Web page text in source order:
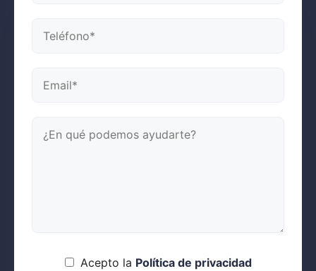
Acepto la Política de privacidad